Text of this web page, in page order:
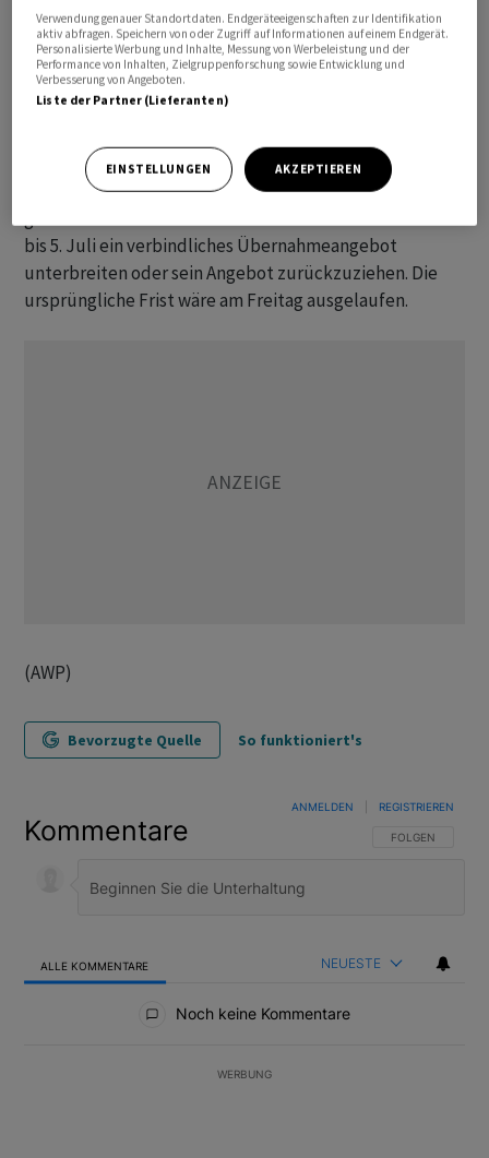
Das jüngste Gebot bewerteEasyjetebenfalls deutlich
zu niedrig, erklärte die Billigfluglinie. Zudem werfe das
Gebot weiter erhebliche Fragen hinsichtlich der
Umsetzbarkeit auf. Der Verwaltungsrat sei jedoch der
begrenzten finanziellen Informationen für Castlelake
zu einem attraktiveren Angebot führen könnte. Easyjet
gibt daher Castlelake mehr Zeit. Der Investor könne nun
bis 5. Juli ein verbindliches Übernahmeangebot
unterbreiten oder sein Angebot zurückzuziehen. Die
ursprüngliche Frist wäre am Freitag ausgelaufen.
(AWP)
Bevorzugte Quelle So funktioniert's
Kommentare FOLGE DIESER
FOLGEN
ANMELDEN REGISTRIEREN
ALLE KOMMENTARE NEUESTE
Noch keine Kommentare
WERBUNG
Verwendung genauer Standortdaten. Endgeräteeigenschaften zur Identifikation
aktiv abfragen. Speichern von oder Zugriff auf Informationen auf einem Endgerät.
Personalisierte Werbung und Inhalte, Messung von Werbeleistung und der
Performance von Inhalten, Zielgruppenforschung sowie Entwicklung und
Verbesserung von Angeboten.
Liste der Partner (Lieferanten)
EINSTELLUNGEN AKZEPTIEREN